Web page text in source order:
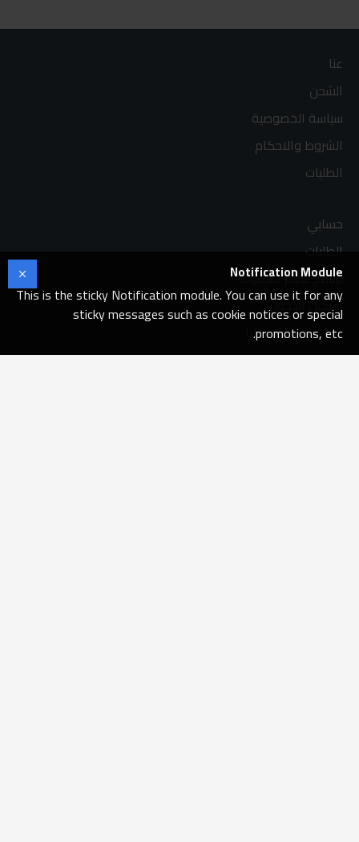
عنا
الشحن
سياسة الخصوصية
الشروط والاحكام
الطلبات
حسابي
الطلبات
برنامج نظام العمولة
تسجيل الدخول
شراء قسيمة هدايا
Notification Module
This is the sticky Notification module. You can use it for any
sticky messages such as cookie notices or special
promotions, etc.